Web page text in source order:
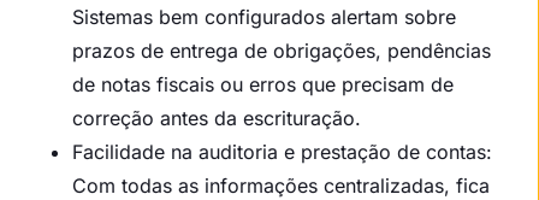
Sistemas bem configurados alertam sobre
prazos de entrega de obrigações, pendências
de notas fiscais ou erros que precisam de
correção antes da escrituração.
Facilidade na auditoria e prestação de contas:
Com todas as informações centralizadas, fica